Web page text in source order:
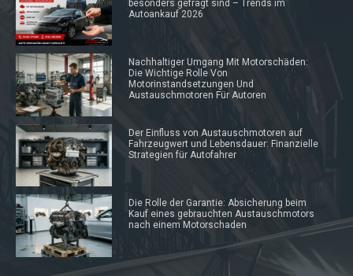
besonders gefragt sind – Trends im
Autoankauf 2026
Nachhaltiger Umgang Mit Motorschäden:
Die Wichtige Rolle Von
Motorinstandsetzungen Und
Austauschmotoren Für Autoren
Der Einfluss von Austauschmotoren auf
Fahrzeugwert und Lebensdauer: Finanzielle
Strategien für Autofahrer
Die Rolle der Garantie: Absicherung beim
Kauf eines gebrauchten Austauschmotors
nach einem Motorschaden